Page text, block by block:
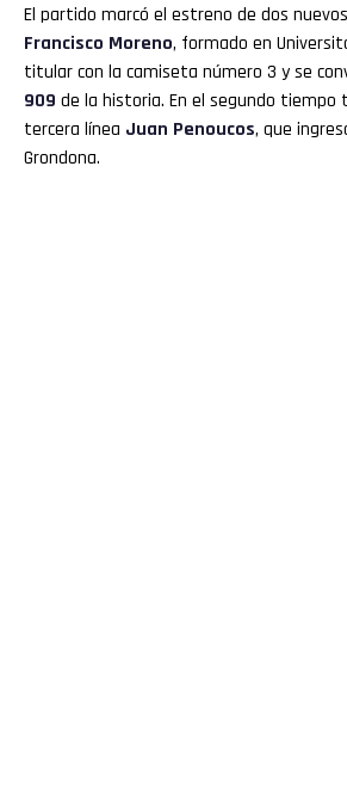
El partido marcó el estreno de dos nuevos
Francisco Moreno, formado en
titular con la camiseta número 3 y se
909 de la historia. En el segundo
tercera línea Juan Penoucos, que
Grondona.